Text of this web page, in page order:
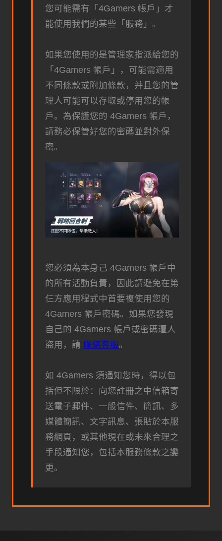
您可能需有「4Gamers 帳戶」才
能使用我們的某些「服務」。
如果您使用的是管理家指派給您的
「4Gamers 帳戶」，可能需適用
不同條款或附加條款，并且您的管
理人可能可以存取或停用您的帳
戶。為保護您的 4Gamers 帳戶，
請務必保管好您的密碼並對外保
密。
您必須為本身己 4Gamers 帳戶中
的所有活動負責，因此請避免在第
仨方應用程式中首要複使用您的
4Gamers 帳戶密碼。如果您發現
自己的 4Gamers 帳戶或密碼遭人
盜用，請 聯絡客服。
如 4Gamers 須通知您時，得以包
括但不限於：向您註冊之中信箱寄
送電子郵件、一般信件、簡訊、多
媒體簡訊、文字訊息、張貼於本服
務網頁，或其他現在或未來合理之
手段通知您，包括本服務條款之變
更。